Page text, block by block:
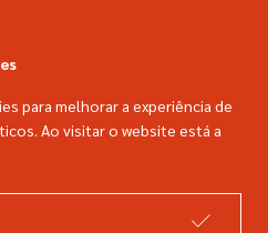
para melhorar a experiência de
Ao visitar o website está a